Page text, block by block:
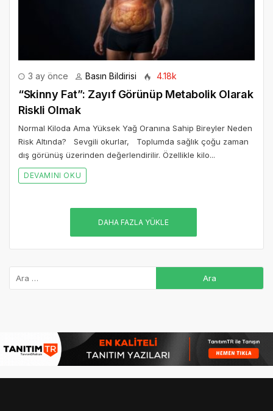
3 ay önce Basın Bildirisi 4.18k
“Skinny Fat”: Zayıf Görünüp Metabolik Olarak
Riskli Olmak
Normal Kiloda Ama Yüksek Yağ Oranına Sahip Bireyler Neden
Risk Altında? Sevgili okurlar, Toplumda sağlık çoğu zaman
dış görünüş üzerinden değerlendirilir. Özellikle kilo...
DEVAMINI OKU
DAHA FAZLA YÜKLE